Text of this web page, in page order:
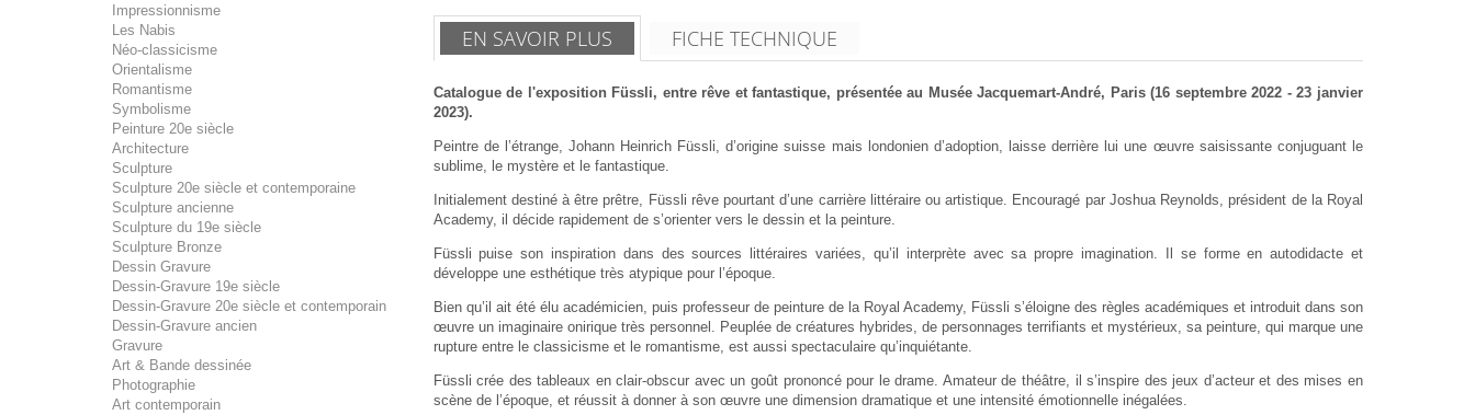
Impressionnisme
Les Nabis
Néo-classicisme
Orientalisme
Romantisme
Symbolisme
Peinture 20e siècle
Architecture
Sculpture
Sculpture 20e siècle et contemporaine
Sculpture ancienne
Sculpture du 19e siècle
Sculpture Bronze
Dessin Gravure
Dessin-Gravure 19e siècle
Dessin-Gravure 20e siècle et contemporain
Dessin-Gravure ancien
Gravure
Art & Bande dessinée
Photographie
Art contemporain
EN SAVOIR PLUS FICHE TECHNIQUE
Catalogue de l'exposition Füssli, entre rêve et fantastique, présentée au Musée Jacquemart-André, Paris (16 septembre 2022 - 23 janvier
2023).
Peintre de l’étrange, Johann Heinrich Füssli, d’origine suisse mais londonien d’adoption, laisse derrière lui une œuvre saisissante conjuguant le
sublime, le mystère et le fantastique.
Initialement destiné à être prêtre, Füssli rêve pourtant d’une carrière littéraire ou artistique. Encouragé par Joshua Reynolds, président de la Royal
Academy, il décide rapidement de s’orienter vers le dessin et la peinture.
Füssli puise son inspiration dans des sources littéraires variées, qu’il interprète avec sa propre imagination. Il se forme en autodidacte et
développe une esthétique très atypique pour l’époque.
Bien qu’il ait été élu académicien, puis professeur de peinture de la Royal Academy, Füssli s’éloigne des règles académiques et introduit dans son
œuvre un imaginaire onirique très personnel. Peuplée de créatures hybrides, de personnages terrifiants et mystérieux, sa peinture, qui marque une
rupture entre le classicisme et le romantisme, est aussi spectaculaire qu’inquiétante.
Füssli crée des tableaux en clair-obscur avec un goût prononcé pour le drame. Amateur de théâtre, il s’inspire des jeux d’acteur et des mises en
scène de l’époque, et réussit à donner à son œuvre une dimension dramatique et une intensité émotionnelle inégalées.